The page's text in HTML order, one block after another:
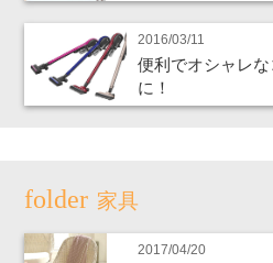
2016/03/11
便利でオシャレ
に！
家具
2017/04/20